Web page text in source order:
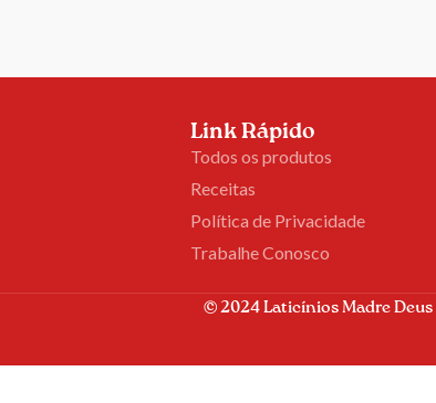
Link Rápido
Todos os produtos
Receitas
Política de Privacidade
Trabalhe Conosco
© 2024 Laticínios Madre